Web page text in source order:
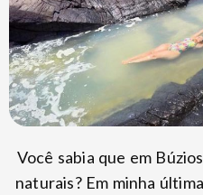
Você sabia que em
naturais? Em minha